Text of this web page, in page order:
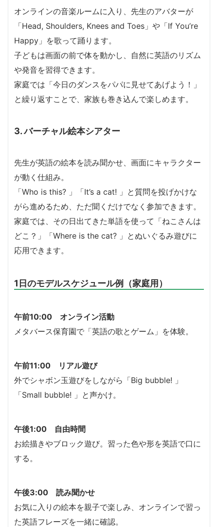
オンラインの音楽ルームに入り、先生のアバターが
「Head, Shoulders, Knees and Toes」や「If You’re
Happy」を歌って踊ります。
子どもは画面の前で体を動かし、自然に英語のリズム
や発音を習得できます。
家庭では「今日のダンスをパパに見せてあげよう！」
と繰り返すことで、家族も巻き込んで楽しめます。
3. バーチャル絵本シアター
先生が英語の絵本を読み聞かせ、画面にキャラクター
が動く仕組み。
「Who is this? 」「It’s a cat! 」と質問を投げかけな
がら進めるため、ただ聞くだけでなく参加できます。
家庭では、その日出てきた単語を使って「ねこさんは
どこ？」「Where is the cat? 」とぬいぐるみ遊びに
応用できます。
1日のモデルスケジュール例（家庭用）
午前10:00 オンライン活動
メタバース保育園で「英語の歌とゲーム」を体験。
午前11:00 リアル遊び
外でシャボン玉遊びをしながら「Big bubble! 」
「Small bubble! 」と声かけ。
午後1:00 自由時間
お絵描きやブロック遊び。習った色や形を英語で口に
する。
午後3:00 読み聞かせ
お気に入りの絵本を親子で楽しみ、オンラインで習っ
た英語フレーズを一緒に確認。